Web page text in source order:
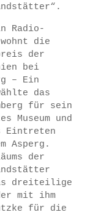
Radio-
die
der
bei
– Ein
das
für sein
Museum und
Eintreten
Asperg.
der
dreiteilige
mit ihm
für die